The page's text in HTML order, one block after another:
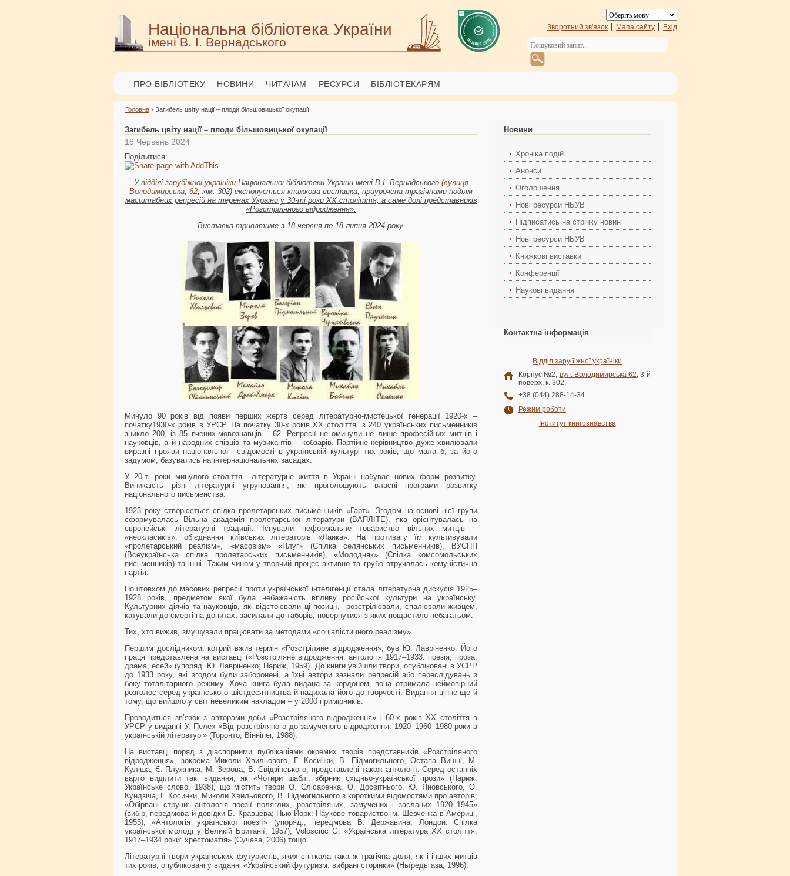
Національна бібліотека України
імені В. І. Вернадського
Зворотний зв'язок Мапа сайту Вхід
ПРО БІБЛІОТЕКУ НОВИНИ ЧИТАЧАМ РЕСУРСИ БІБЛІОТЕКАРЯМ
Головна › Загибель цвіту нації – плоди більшовицької окупації
Загибель цвіту нації – плоди більшовицької окупації
18 Червень 2024
Поділитися:
У відділі зарубіжної українікиНаціональної бібліотеки України імені В.І. Вернадського (вулиця
Володимирська, 62 , кім. 302) експонується книжкова виставка, приурочена трагічними подіям
масштабних репресій на теренах України у 30-ті роки ХХ століття, а саме долі представників
«Розстріляного відродження».
Виставка триватиме з 18 червня по 18 липня 2024 року.
Минуло 90 років від появи перших жертв серед літературно-мистецької генерації 1920-х –
початку1930-х років в УРСР. На початку 30-х років ХХ століття з 240 українських письменників
зникло 200, із 85 вчених-мовознавців – 62. Репресії не оминули не лише професійних митців і
науковців, а й народних співців та музикантів – кобзарів. Партійне керівництво дуже хвилювали
виразні прояви національної свідомості в українській культурі тих років, що мала б, за його
задумом, базуватись на інтернаціональних засадах.
У 20-ті роки минулого століття літературне життя в Україні набуває нових форм розвитку.
Виникають різні літературні угруповання, які проголошують власні програми розвитку
національного письменства.
1923 року створюється спілка пролетарських письменників «Гарт». Згодом на основі цієї групи
сформувалась Вільна академія пролетарської літератури (ВАПЛІТЕ), яка орієнтувалась на
європейські літературні традиції. Існували неформальне товариство вільних митців –
«неокласиків», об’єднання київських літераторів «Ланка». На противагу їм культивували
«пролетарський реалізм», «масовізм» «Плуг» (Спілка селянських письменників), ВУСПП
(Всеукраїнська спілка пролетарських письменників), «Молодняк» (Спілка комсомольських
письменників) та інші. Таким чином у творчий процес активно та грубо втручалась комуністична
партія.
Поштовхом до масових репресії проти української інтелігенції стала літературна дискусія 1925–
1928 років, предметом якої була небажаність впливу російської культури на українську.
Культурних діячів та науковців, які відстоювали ці позиції, розстрілювали, спалювали живцем,
катували до смерті на допитах, засилали до таборів, повернутися з яких пощастило небагатьом.
Тих, хто вижив, змушували працювати за методами «соціалістичного реалізму».
Першим дослідником, котрий вжив термін «Розстріляне відродження», був Ю. Лавріненко. Його
праця представлена на виставці («Розстріляне відродження: антологія 1917–1933: поезія, проза,
драма, есей» (упоряд. Ю. Лавріненко; Париж, 1959). До книги увійшли твори, опубліковані в УСРР
до 1933 року, які згодом були заборонені, а їхні автори зазнали репресій або переслідувань з
боку тоталітарного режиму. Хоча книга була видана за кордоном, вона отримала неймовірний
розголос серед українського шістдесятництва й надихала його до творчості. Видання цінне ще й
тому, що вийшло у світ невеликим накладом – у 2000 примірників.
Проводиться зв’язок з авторами доби «Розстріляного відродження» і 60-х років ХХ століття в
УРСР у виданні У. Пелех «Від розстріляного до замученого відродження: 1920–1960–1980 роки в
українській літературі» (Торонто; Вінніпег, 1988).
На виставці поряд з діаспорними публікаціями окремих творів представників «Розстріляного
відродження», зокрема Миколи Хвильового, Г. Косинки, В. Підмогильного, Остапа Вишні, М.
Куліша, Є. Плужника, М. Зерова, В. Свідзінського, представлені також антології. Серед останніх
варто виділити такі видання, як «Чотири шаблі: збірник східньо-української прози» (Париж:
Українське слово, 1938), що містить твори О. Слісаренка, О. Досвітнього, Ю. Яновського, О.
Кундзіча, Г. Косинки, Миколи Хвильового, В. Підмогильного з короткими відомостями про авторів;
«Обірвані струни: антологія поезії поляглих, розстріляних, замучених і засланих 1920–1945»
(вибір, передмова й довідки Б. Кравцева; Нью-Йорк: Наукове товариство ім. Шевченка в Америці,
1955), «Антологія української поезії» (упоряд., передмова В. Державина; Лондон: Спілка
української молоді у Великій Британії, 1957), Volosciuc G. «Українська література ХХ століття:
1917–1934 роки: хрестоматія» (Сучава, 2006) тощо.
Літературні твори українських футуристів, яких спіткала така ж трагічна доля, як і інших митців
тих років, опубліковані у виданні «Український футуризм: вибрані сторінки» (Ньїредьгаза, 1996).
Новини
Хроніка подій
Анонси
Оголошення
Нові ресурси НБУВ
Підписатись на стрічку новин
Нові ресурси НБУВ
Книжкові виставки
Конференції
Наукові видання
Контактна інформація
Відділ зарубіжної україніки
Корпус №2, вул. Володимирська 62, 3-й
поверх, к. 302.
+38 (044) 288-14-34
Режим роботи
Інститут книгознавства